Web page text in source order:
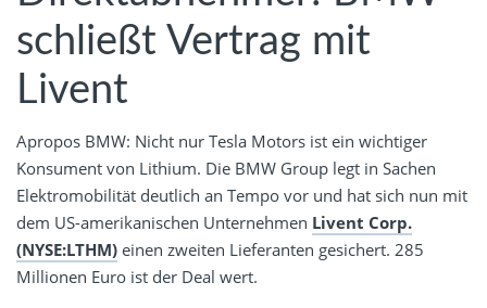
schließt Vertrag mit
Livent
Apropos BMW: Nicht nur Tesla Motors ist ein wichtiger
Konsument von Lithium. Die BMW Group legt in Sachen
Elektromobilität deutlich an Tempo vor und hat sich nun mit
dem US-amerikanischen Unternehmen Livent Corp.
(NYSE:LTHM) einen zweiten Lieferanten gesichert. 285
Millionen Euro ist der Deal wert.